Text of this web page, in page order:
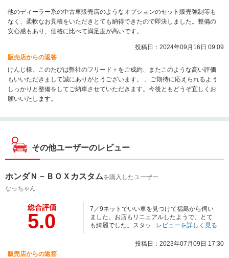
他のディーラー系の中古車販売店のようなオプションのセット販売強制等も
なく、柔軟なお見積をいただきとても納得できたので即決しました。整備の
安心感もあり、価格に比べて満足度が高いです。
投稿日：2024年09月16日 09:09
販売店からの返答
けんじ様、このたびは弊社のフリード＋をご成約、またこのような高い評価
もいいただきまして誠にありがとうございます。 。ご期待に応えられるよう
しっかりと整備をしてご納車させていただきます。今後ともどうぞ宜しくお
願いいたします。
その他ユーザーのレビュー
ホンダＮ－ＢＯＸカスタムを購入したユーザー
なっちゃん
総合評価
5.0
7／9ネットでいい車を見つけて福島から伺い
ました。お店もリニュアルしたようで、とて
も綺麗でした。スタッ...レビューを詳しく見る
投稿日：2023年07月09日 17:30
販売店からの返答